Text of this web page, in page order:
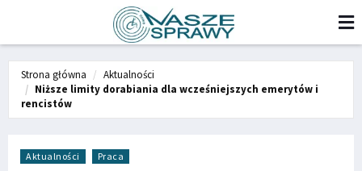
Strona główna
Aktualności
Niższe limity dorabiania dla wcześniejszych emerytów i
rencistów
Aktualności Praca